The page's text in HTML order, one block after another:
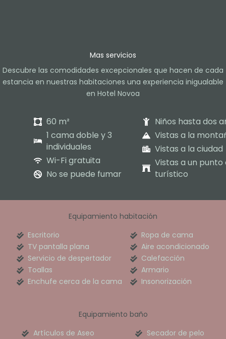
Mas servicios
Descubre las comodidades excepcionales que hacen de cada
estancia en nuestras habitaciones una experiencia inigualable
en Hotel Novoa
60 m²
1 cama doble y 3
individuales
Wi-Fi gratuita
No se puede fumar
Niños hasta dos
Vistas a la
Vistas a la ciudad
Vistas a un
turístico
Equipamiento habitación
Escritorio
TV pantalla plana
Servicio de despertador
Toallas
Enchufe cerca de la cama
Ropa de cama
Aire acondicionado
Calefacción
Armario
Insonorización
Equipamiento baño
Artículos de Aseo
Secador de pelo